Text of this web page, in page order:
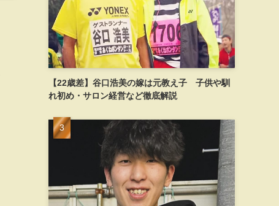
【22歳差】谷口浩美の嫁は元教え子 子供や馴
れ初め・サロン経営など徹底解説